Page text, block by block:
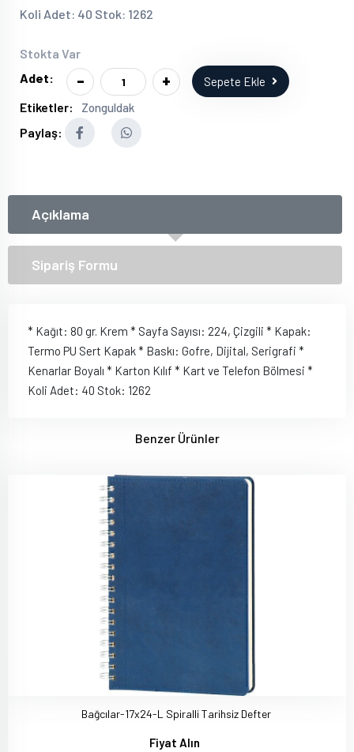
Koli Adet: 40 Stok: 1262
Stokta Var
Adet:
- + Sepete Ekle
Etiketler: Zonguldak
Paylaş:
Açıklama
Sipariş Formu
* Kağıt: 80 gr. Krem * Sayfa Sayısı: 224, Çizgili * Kapak:
Termo PU Sert Kapak * Baskı: Gofre, Dijital, Serigrafi *
Kenarlar Boyalı * Karton Kılıf * Kart ve Telefon Bölmesi *
Koli Adet: 40 Stok: 1262
Benzer Ürünler
Bağcılar-17x24-L Spiralli Tarihsiz Defter
Fiyat Alın